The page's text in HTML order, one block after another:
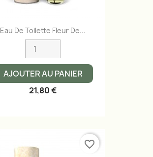
Eau De Toilette Fleur De...
AJOUTER AU PANIER
21,80 €
favorite_border